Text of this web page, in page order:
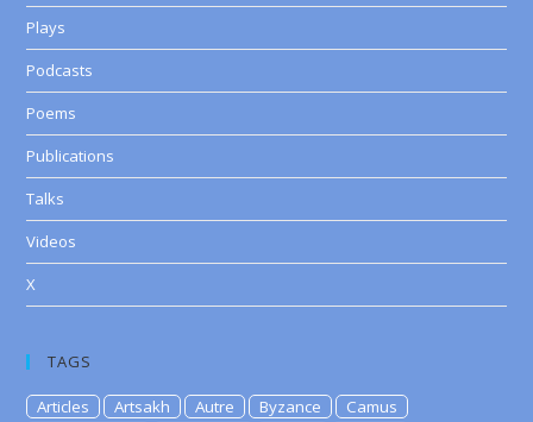
Plays
Podcasts
Poems
Publications
Talks
Videos
X
TAGS
Articles Artsakh Autre Byzance
Camus